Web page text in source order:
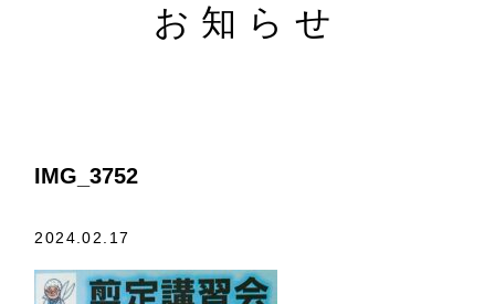
お知らせ
IMG_3752
2024.02.17